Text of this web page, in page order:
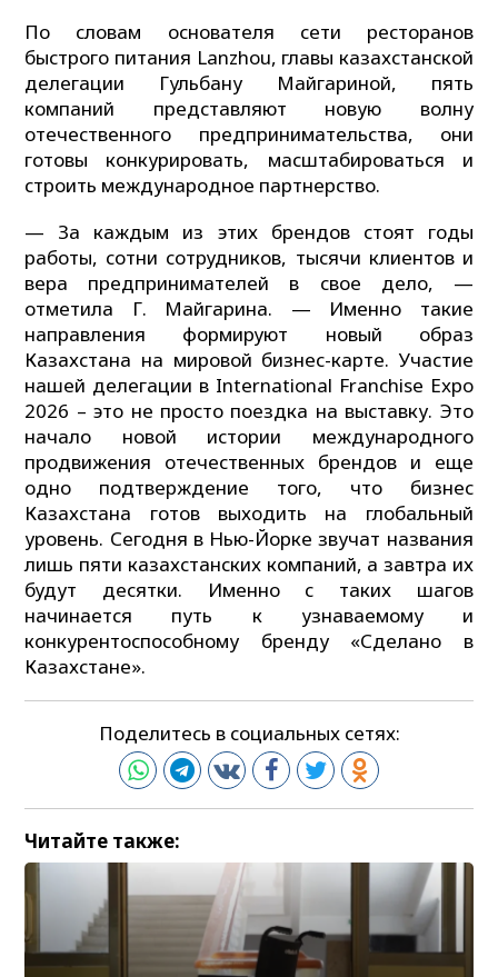
По словам основателя сети ресторанов
быстрого питания Lanzhou, главы казахстанской
делегации Гульбану Майгариной, пять
компаний представляют новую волну
отечественного предпринимательства, они
готовы конкурировать, масштабироваться и
строить международное партнерство.
— За каждым из этих брендов стоят годы
работы, сотни сотрудников, тысячи клиентов и
вера предпринимателей в свое дело, —
отметила Г. Майгарина. — Именно такие
направления формируют новый образ
Казахстана на мировой бизнес-карте. Участие
нашей делегации в International Franchise Expo
2026 – это не просто поездка на выставку. Это
начало новой истории международного
продвижения отечественных брендов и еще
одно подтверждение того, что бизнес
Казахстана готов выходить на глобальный
уровень. Сегодня в Нью-Йорке звучат названия
лишь пяти казахстанских компаний, а завтра их
будут десятки. Именно с таких шагов
начинается путь к узнаваемому и
конкурентоспособному бренду «Сделано в
Казахстане».
Поделитесь в социальных сетях:
Читайте также: